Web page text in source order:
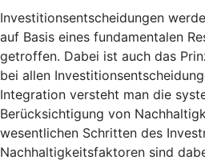
Investitionsentscheidungen
auf Basis eines fundamentalen
getroffen. Dabei ist auch das
bei allen
Integration versteht man die
Berücksichtigung von
wesentlichen Schritten des
Nachhaltigkeitsfaktoren sind